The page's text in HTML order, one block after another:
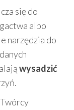
się do
albo
narzędzia do
wysadzić